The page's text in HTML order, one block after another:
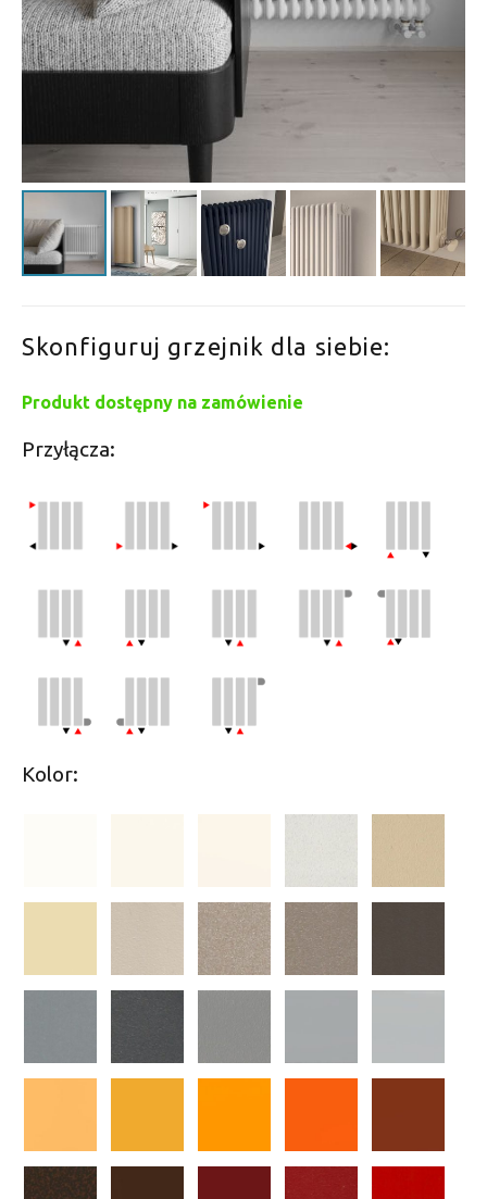
Skonfiguruj grzejnik dla siebie:
Produkt dostępny na zamówienie
Przyłącza:
Kolor: